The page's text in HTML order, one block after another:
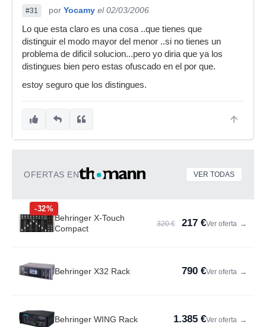
#31 por Yocamy el 02/03/2006
Lo que esta claro es una cosa ..que tienes que
distinguir el modo mayor del menor ..si no tienes un
problema de dificil solucion...pero yo diria que ya los
distingues bien pero estas ofuscado en el por que.
estoy seguro que los distingues.
OFERTAS EN VER TODAS
-32%
Behringer X-Touch
Compact
320 € 217 €Ver oferta →
Behringer X32 Rack 790 €Ver oferta →
Behringer WING Rack 1.385 €Ver oferta →